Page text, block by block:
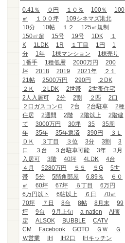
0.41％ ０円 １０％ 100％
100
㎡
１００坪
109シネマズ港北
10分
10帖 １２
125㎡規制
150㎡超
15号 19号 1DK
１
K
1LDK 1R １丁目 1円
1
分
1年 1棟マンション
1棟売り
1番手
1種低層 2000万円
200
坪
2018 2019 2021年
２１
21帖
2500万円 290円
２DK
２Ｋ
２LDK 2世帯
2世帯住宅
2人入居可
2分 2割 ２匹
2口
２口ガスコンロ
2台 2台駐車
2種
住居
2週間 2階 2階以上
2階建
て
3000万円 30坪 35
35周
年
35年 35年返済 390円
３Ｌ
ＤＫ
３丁目 ３位 3分 3割
3
口
３台 ３台駐車可能 3年
3月
入居可
3階 40坪 4LDK
4台
４月
5280万円 ５５ ５G
5世
帯
5分 5階角部屋 6.89％
６０
㎡
60坪 67坪 ６丁目
6万円
6万円以下
6帖以上 ６日
70㎡
70坪
７日 8台 8帖 8月末
99
坪
9台 9月上旬 a-nation
AI査
定
ALSOK BUBBLE
CATV
CM
Facebook GOTO ＧＷ
Ｇ
Ｗ営業
IH IH2口
IHキッチン